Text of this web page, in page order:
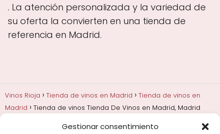
Gestionar consentimiento
. La atención personalizada y la variedad de
su oferta la convierten en una tienda de
referencia en Madrid.
Vinos Rioja Tienda de vinos en Madrid
Tienda de vinos en
Madrid
Tienda de vinos Tienda De Vinos en Madrid, Madrid
Añadas, crianza y guarda Bodegas y marcas de